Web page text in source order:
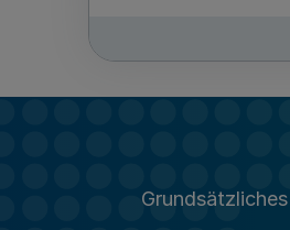
Grundsätzliches